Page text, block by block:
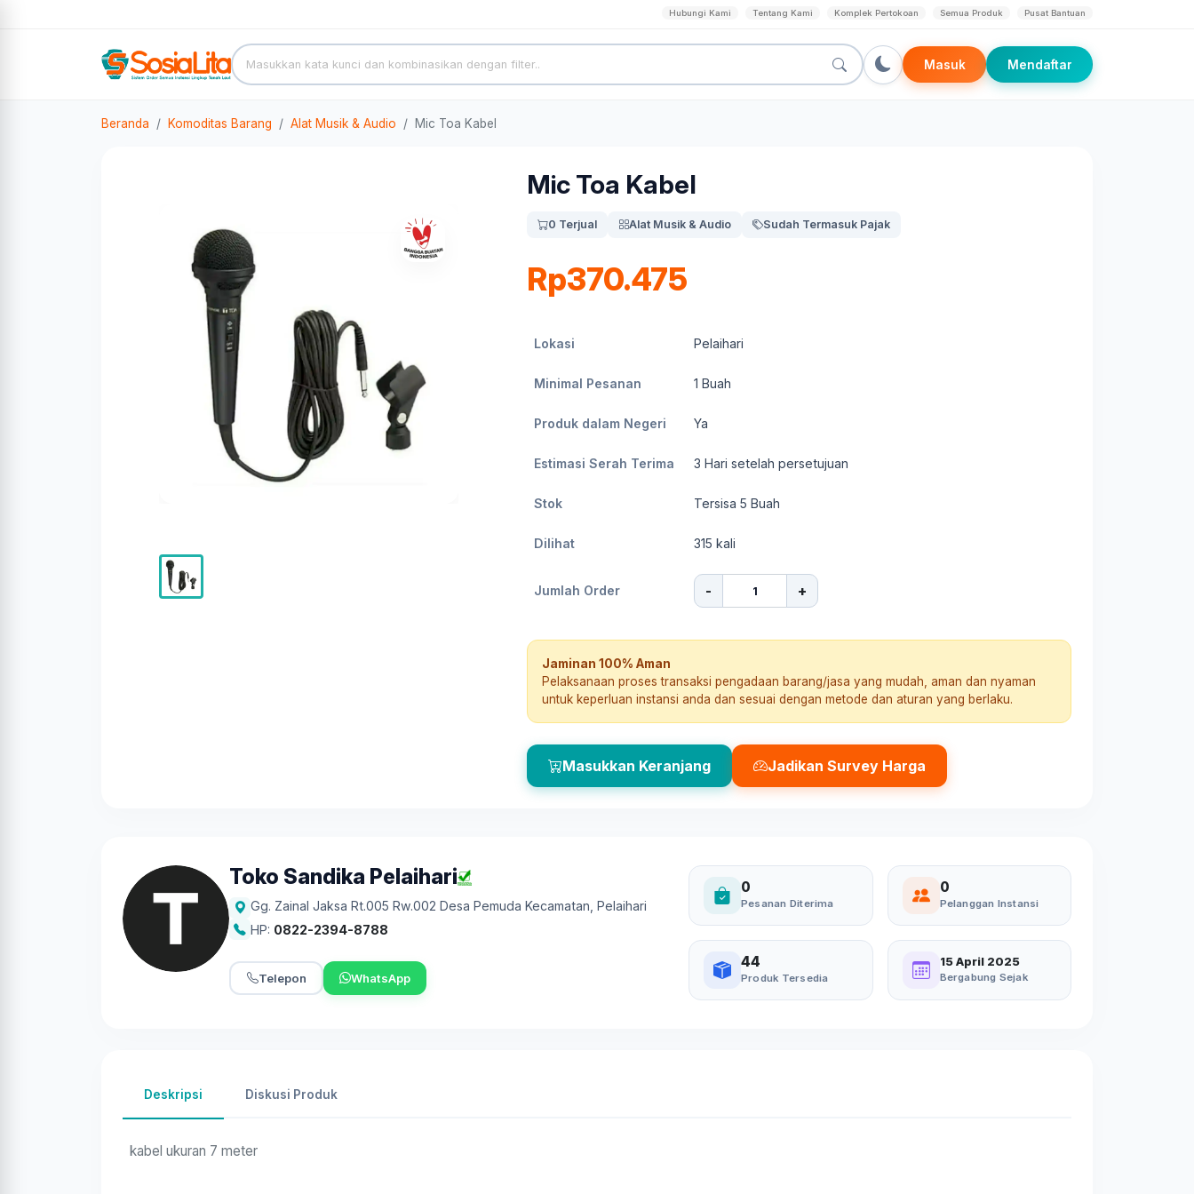
Hubungi Kami Tentang Kami Komplek Pertokoan Semua Produk Pusat Bantuan
Masuk Mendaftar
Beranda Komoditas Barang Alat Musik & Audio Mic Toa Kabel
Mic Toa Kabel
0 Terjual Alat Musik & Audio Sudah Termasuk Pajak
Rp370.475
Lokasi Pelaihari
Minimal Pesanan 1 Buah
Produk dalam Negeri Ya
Estimasi Serah Terima 3 Hari setelah persetujuan
Stok Tersisa 5 Buah
Dilihat 315 kali
Jumlah Order - +
Jaminan 100% Aman
Pelaksanaan proses transaksi pengadaan barang/jasa yang mudah, aman dan nyaman
untuk keperluan instansi anda dan sesuai dengan metode dan aturan yang berlaku.
Masukkan Keranjang Jadikan Survey Harga
Toko Sandika Pelaihari
Gg. Zainal Jaksa Rt.005 Rw.002 Desa Pemuda Kecamatan Pelaihari
HP: 0822-2394-8788
Telepon WhatsApp
0
Pesanan Diterima
0
Pelanggan Instansi
44
Produk Tersedia
15 April 2025
Bergabung Sejak
Deskripsi Diskusi Produk
kabel ukuran 7 meter